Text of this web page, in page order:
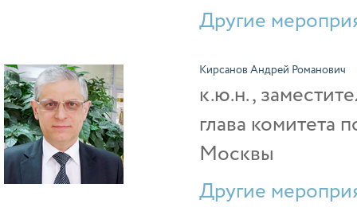
Другие
Кирсанов Андрей Романович
к.ю.н.,
глава комитета
Москвы
Другие